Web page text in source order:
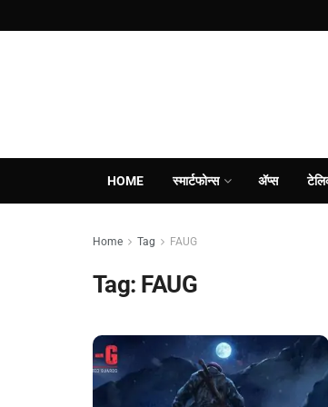
HOME स्मार्टफोन्स ॲप्स
Home Tag FAUG
Tag: FAUG